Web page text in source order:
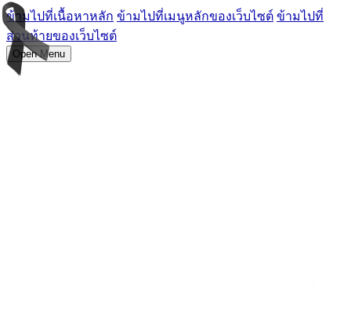
ข้ามไปที่เนื้อหาหลัก ข้ามไปที่เมนูหลักของเว็บไซต์ ข้ามไปที่
ส่วนท้ายของเว็บไซต์
Open Menu